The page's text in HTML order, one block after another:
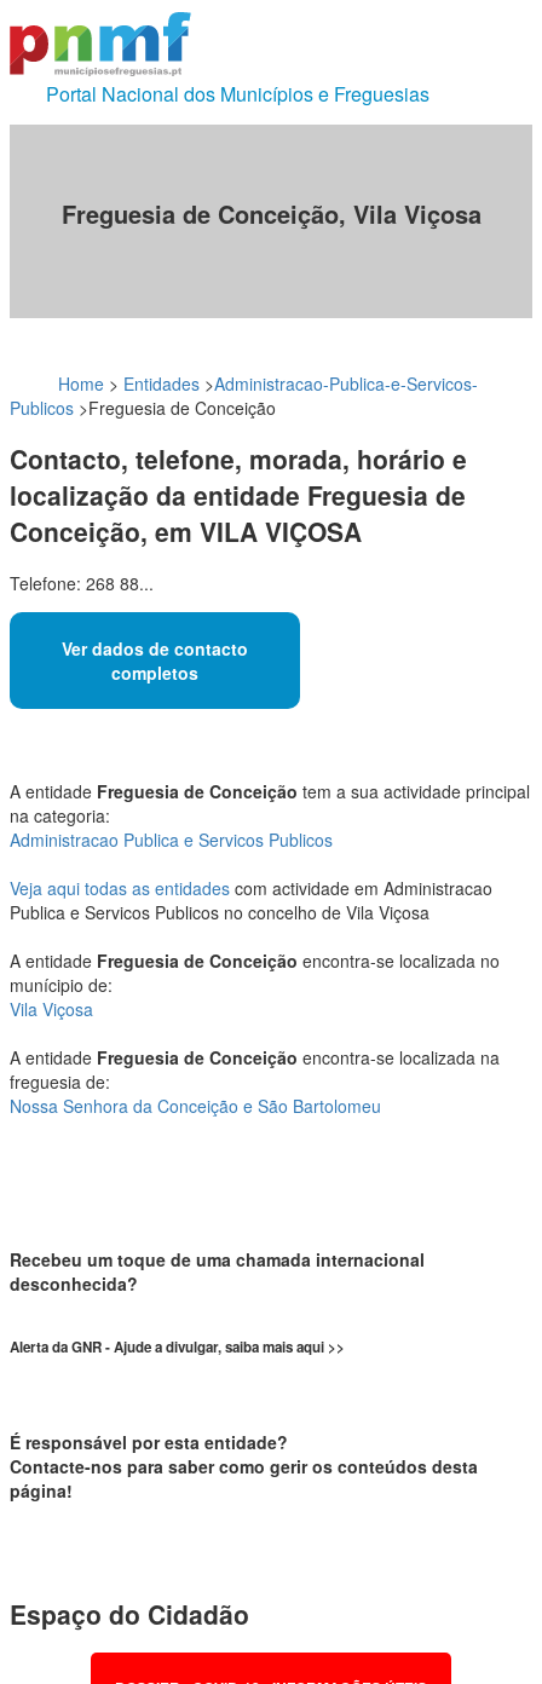
Portal Nacional dos Municípios e Freguesias
Freguesia de Conceição, Vila Viçosa
Home > Entidades >Administracao-Publica-e-Servicos-
Publicos >Freguesia de Conceição
Contacto, telefone, morada, horário e
localização da entidade Freguesia de
Conceição, em VILA VIÇOSA
Telefone: 268 88...
Ver dados de contacto
completos
A entidade Freguesia de Conceição tem a sua actividade principal
na categoria:
Administracao Publica e Servicos Publicos
Veja aqui todas as entidades com actividade em Administracao
Publica e Servicos Publicos no concelho de Vila Viçosa
A entidade Freguesia de Conceição encontra-se localizada no
munícipio de:
Vila Viçosa
A entidade Freguesia de Conceição encontra-se localizada na
freguesia de:
Nossa Senhora da Conceição e São Bartolomeu
Recebeu um toque de uma chamada internacional
desconhecida?
Alerta da GNR - Ajude a divulgar, saiba mais aqui >>
É responsável por esta entidade?
Contacte-nos para saber como gerir os conteúdos desta
página!
Espaço do Cidadão